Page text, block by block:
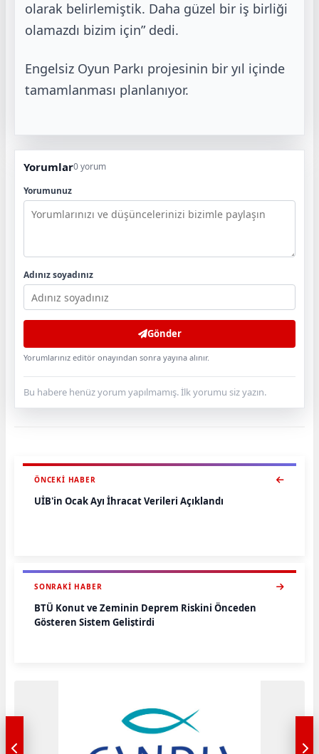
olarak belirlemiştik. Daha güzel bir iş birliği
olamazdı bizim için” dedi.
Engelsiz Oyun Parkı projesinin bir yıl içinde
tamamlanması planlanıyor.
Yorumlar0 yorum
Yorumunuz
Adınız soyadınız
Gönder
Yorumlarınız editör onayından sonra yayına alınır.
Bu habere henüz yorum yapılmamış. İlk yorumu siz yazın.
ÖNCEKI HABER
UİB'in Ocak Ayı İhracat Verileri Açıklandı
SONRAKI HABER
BTÜ Konut ve Zeminin Deprem Riskini Önceden
Gösteren Sistem Geliştirdi